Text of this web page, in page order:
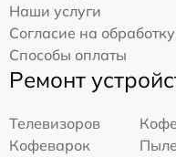
Наши услуги
Согласие на
Способы оплаты
Ремонт
Телевизоров
Кофеварок